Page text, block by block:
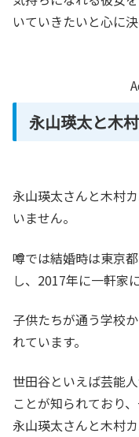
いていきたいと心に
永山瑛太と木
永山瑛太さんと木村
いません。
噂では結婚時は東京
し、2017年に一軒家
子供たちが通う学校
れています。
世田谷といえば芸能
ことが知られており
永山瑛太さんと木村